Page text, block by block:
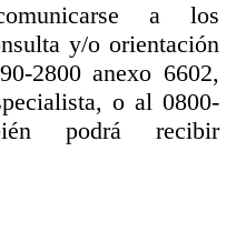
a los
y/o orientación
2800 anexo 6602,
o al 0800-
podrá recibir